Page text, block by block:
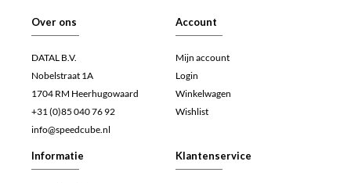
Over ons
DATAL B.V.
Nobelstraat 1A
1704 RM Heerhugowaard
+31 (0)85 040 76 92
info@speedcube.nl
Account
Mijn account
Login
Winkelwagen
Wishlist
Informatie Klantenservice